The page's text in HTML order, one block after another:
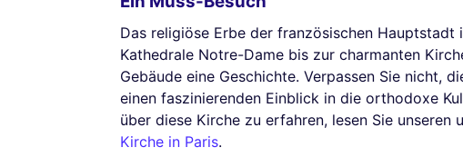
Das religiöse Erbe der französischen
Kathedrale Notre-Dame bis zur charmanten
Gebäude eine Geschichte. Verpassen Sie nicht,
einen faszinierenden Einblick in die orthodoxe
über diese Kirche zu erfahren, lesen Sie unseren
Kirche in Paris.